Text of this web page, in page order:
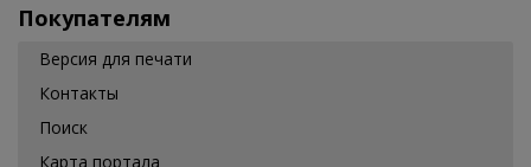
Покупателям
Версия для печати
Контакты
Поиск
Карта портала